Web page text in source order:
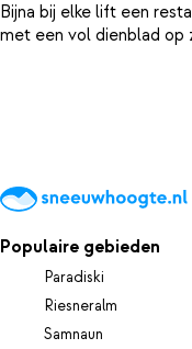
Bijna bij elke lift een
met een vol dienblad op
Populaire gebieden
Paradiski
Riesneralm
Samnaun